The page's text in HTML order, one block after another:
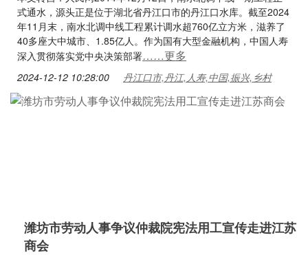
式通水，源头正是位于湖北省丹江口市的丹江口水库。截至2024
年11月末，南水北调中线工程累计调水超760亿立方米，滋养了
40多座大中城市、1.85亿人。作为国有大型金融机构，中国人寿
深入贯彻落实党中央决策部署……更多
2024-12-12 10:28:00 丹江口市,丹江,人寿,中国,振兴,乡村
潍坊市劳动人事争议仲裁院宪法用工宣传走进江苏
商会